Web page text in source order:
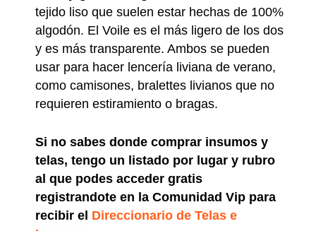
tejido liso que suelen estar hechas de 100%
algodón. El Voile es el más ligero de los dos
y es más transparente. Ambos se pueden
usar para hacer lencería liviana de verano,
como camisones, bralettes livianos que no
requieren estiramiento o bragas.
Si no sabes donde comprar insumos y
telas, tengo un listado por lugar y rubro
al que podes acceder gratis
registrandote en la Comunidad Vip para
recibir el Direccionario de Telas e